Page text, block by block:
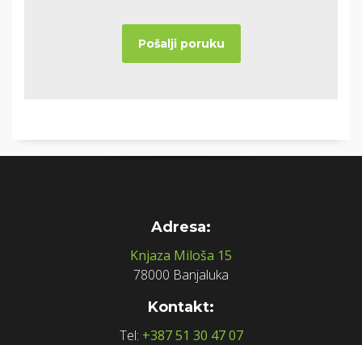
Adresa:
Knjaza Miloša 15
78000 Banjaluka
Kontakt:
Tel: +387 51 30 47 07